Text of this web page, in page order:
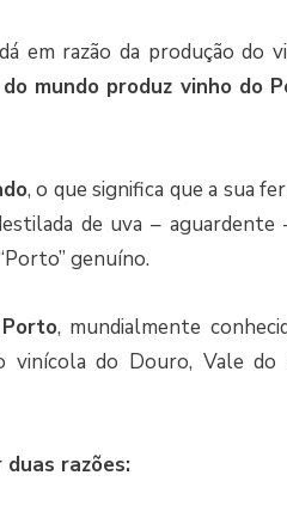
em razão da produção do
mundo produz vinho do
, o que significa que a sua
de uva –
genuíno.
, mundialmente
vinícola do Douro, Vale do
duas razões: